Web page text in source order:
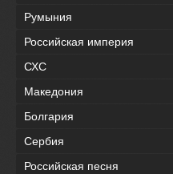
Румыния
Российская империя
СХС
Македония
Болгария
Сербия
Российская песня